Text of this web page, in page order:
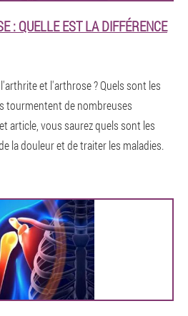
: QUELLE EST LA DIFFÉRENCE
et l'arthrose ? Quels sont les
tourmentent de nombreuses
article, vous saurez quels sont les
la douleur et de traiter les maladies.